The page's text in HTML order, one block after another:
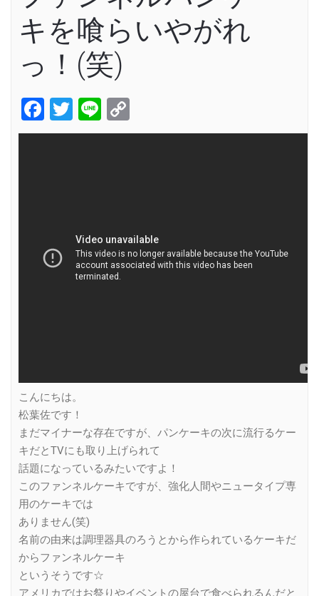
キを喰らいやがれ
っ！(笑)
Facebook
Twitter
Line
Link
こんにちは。
松葉佐です！
まだマイナーな存在ですが、パンケーキの次に流行るケー
キだとTVにも取り上げられて
話題になっているみたいですよ！
このファンネルケーキですが、強化人間やニュータイプ専
用のケーキでは
ありません(笑)
名前の由来は調理器具のろうとから作られているケーキだ
からファンネルケーキ
というそうです☆
アメリカではお祭りやイベントの屋台で食べられるんだと